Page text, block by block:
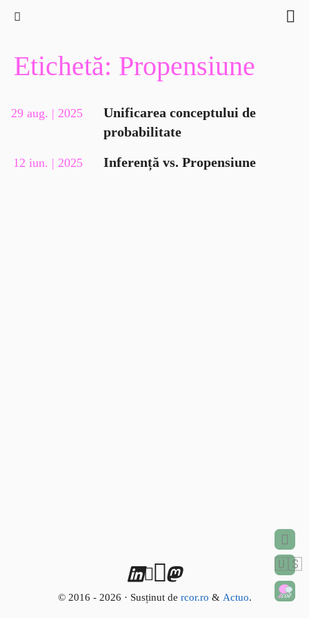
🇺🇸
Etichetă: Propensiune
29 aug. | 2025
Unificarea conceptului de
probabilitate
12 iun. | 2025 Inferență vs. Propensiune
© 2016 - 2026 · Susținut de rcor.ro & Actuo.